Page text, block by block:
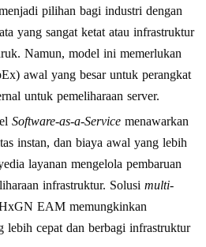
pilihan bagi industri dengan
yang sangat ketat atau infrastruktur
Namun, model ini memerlukan
awal yang besar untuk perangkat
untuk pemeliharaan server.
Software-as-a-Service menawarkan
instan, dan biaya awal yang lebih
layanan mengelola pembaruan
infrastruktur. Solusi multi-
EAM memungkinkan
lebih cepat dan berbagi infrastruktur